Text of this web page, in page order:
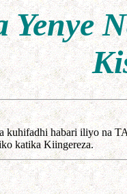
Yenye
kuhifadhi habari iliyo na
katika Kiingereza.